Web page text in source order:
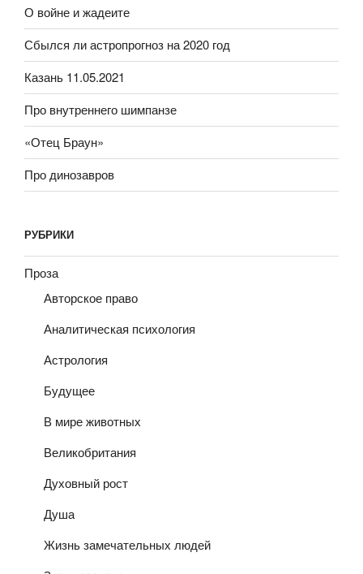
О войне и жадеите
Сбылся ли астропрогноз на 2020 год
Казань 11.05.2021
Про внутреннего шимпанзе
«Отец Браун»
Про динозавров
РУБРИКИ
Проза
Авторское право
Аналитическая психология
Астрология
Будущее
В мире животных
Великобритания
Духовный рост
Душа
Жизнь замечательных людей